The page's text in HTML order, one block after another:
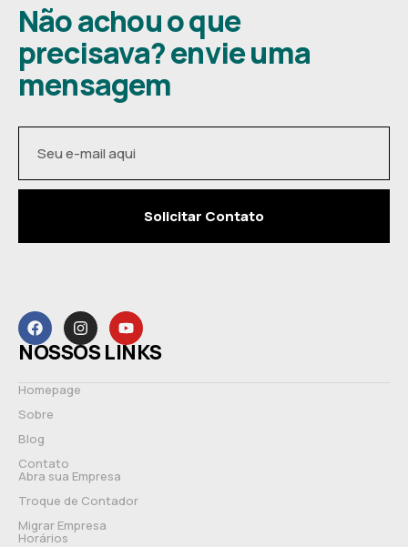
Não achou o que
precisava? envie uma
mensagem
Solicitar Contato
NOSSOS LINKS
Homepage
Sobre
Blog
Contato
Abra sua Empresa
Troque de Contador
Migrar Empresa
Horários